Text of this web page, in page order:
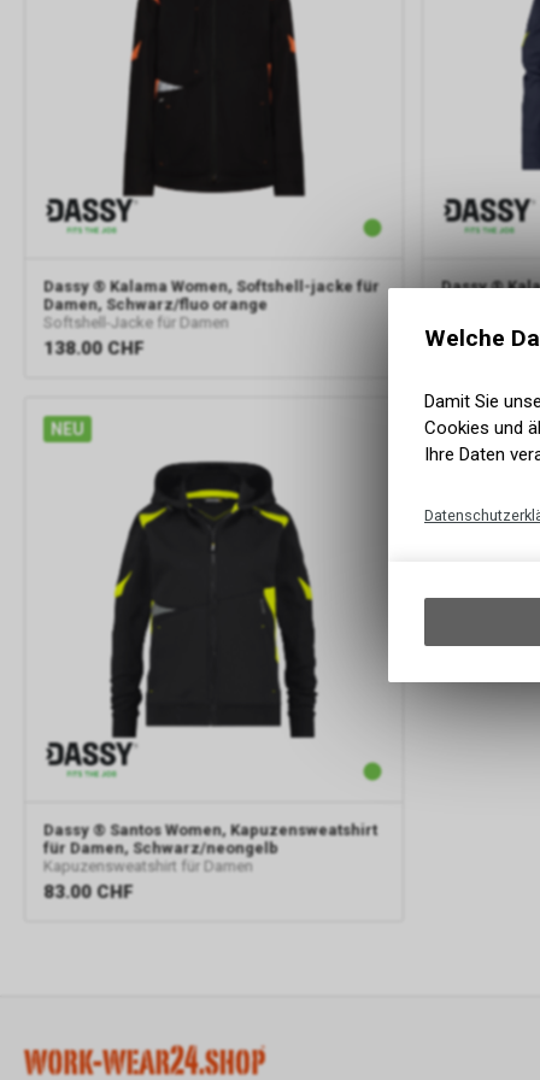
Dassy ® Kalama Women, Softshell-jacke für
Damen, Schwarz/fluo orange
Softshell-Jacke für Damen
138.00 CHF
Dassy ®
134.00 CHF
NEU
Dassy ® Santos Women, Kapuzensweatshirt
für Damen, Schwarz/neongelb
Kapuzensweatshirt für Damen
83.00 CHF
Welche
Damit Sie
Cookies und
Ihre Daten